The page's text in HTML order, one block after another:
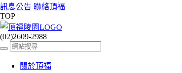
訊息公告 聯絡頂福
TOP
(02)2609-2988
關於頂福